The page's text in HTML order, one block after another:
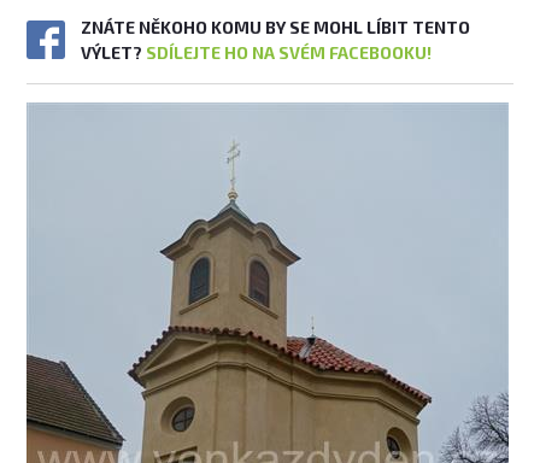
ZNÁTE NĚKOHO KOMU BY SE MOHL LÍBIT TENTO
VÝLET? SDÍLEJTE HO NA SVÉM FACEBOOKU!